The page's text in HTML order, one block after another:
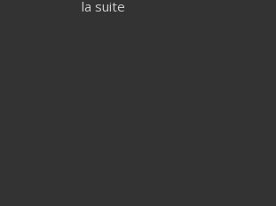
la suite